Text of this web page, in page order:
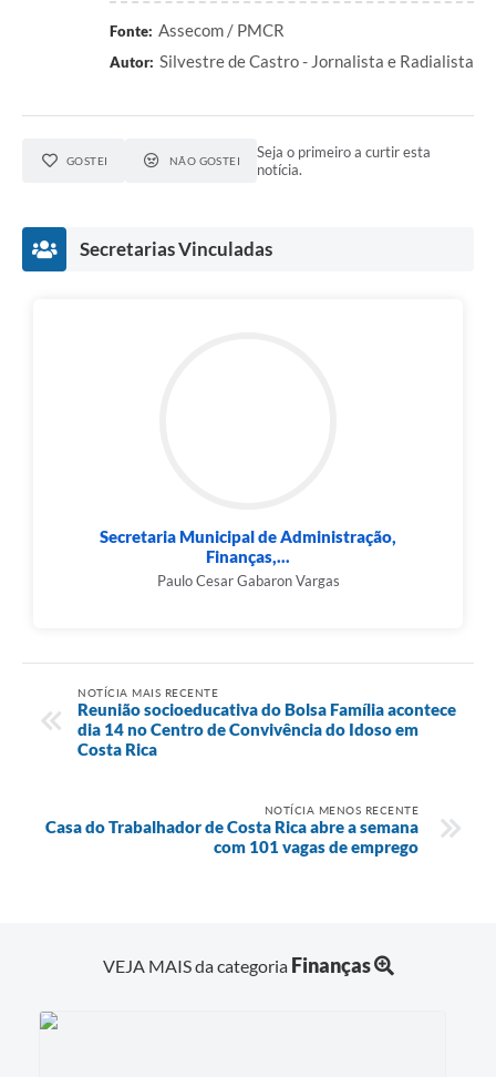
Fonte: Assecom / PMCR
Autor: Silvestre de Castro - Jornalista e Radialista
GOSTEI NÃO GOSTEI
Seja o primeiro a curtir esta
notícia.
Secretarias Vinculadas
Secretaria Municipal de Administração,
Finanças,...
Paulo Cesar Gabaron Vargas
NOTÍCIA MAIS RECENTE
Reunião socioeducativa do Bolsa Família acontece
dia 14 no Centro de Convivência do Idoso em
Costa Rica
NOTÍCIA MENOS RECENTE
Casa do Trabalhador de Costa Rica abre a semana
com 101 vagas de emprego
VEJA MAIS da categoria Finanças